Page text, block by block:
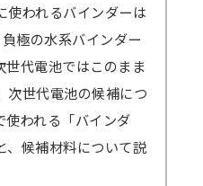
使われるバインダーは
極の水系バインダー
世代電池ではこのまま
次世代電池の候補につ
使われる「バインダ
、候補材料について説